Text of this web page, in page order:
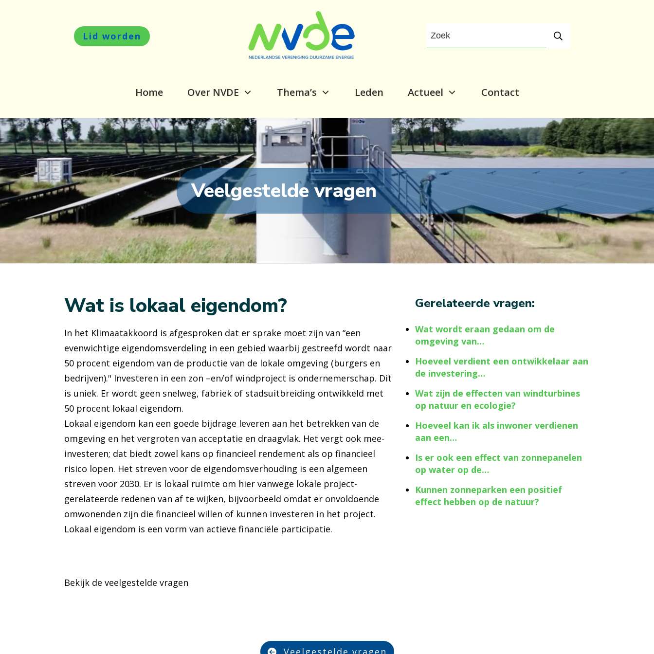
Lid worden
Home Over NVDE Thema’s Leden Actueel Contact
Veelgestelde vragen
Wat is lokaal eigendom?
In het Klimaatakkoord is afgesproken dat er sprake moet zijn van “een
evenwichtige eigendomsverdeling in een gebied waarbij gestreefd wordt naar
50 procent eigendom van de productie van de lokale omgeving (burgers en
bedrijven)." Investeren in een zon –en/of windproject is ondernemerschap. Dit
is uniek. Er wordt geen snelweg, fabriek of stadsuitbreiding ontwikkeld met
50 procent lokaal eigendom.
Lokaal eigendom kan een goede bijdrage leveren aan het betrekken van de
omgeving en het vergroten van acceptatie en draagvlak. Het vergt ook mee-
investeren; dat biedt zowel kans op financieel rendement als op financieel
risico lopen. Het streven voor de eigendomsverhouding is een algemeen
streven voor 2030. Er is lokaal ruimte om hier vanwege lokale project-
gerelateerde redenen van af te wijken, bijvoorbeeld omdat er onvoldoende
omwonenden zijn die financieel willen of kunnen investeren in het project.
Lokaal eigendom is een vorm van actieve financiële participatie.
Bekijk de veelgestelde vragen
Gerelateerde vragen:
Wat wordt eraan gedaan om de
omgeving van…
Hoeveel verdient een ontwikkelaar aan
de investering…
Wat zijn de effecten van windturbines
op natuur en ecologie?
Hoeveel kan ik als inwoner verdienen
aan een…
Is er ook een effect van zonnepanelen
op water op de…
Kunnen zonneparken een positief
effect hebben op de natuur?